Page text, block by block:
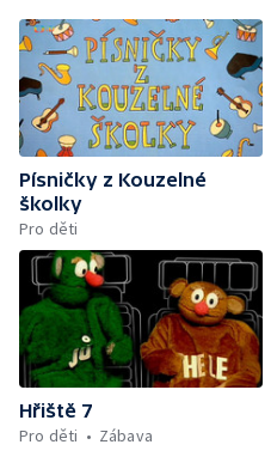
Písničky z Kouzelné
školky
Pro děti
Hřiště 7
Pro děti
Zábava